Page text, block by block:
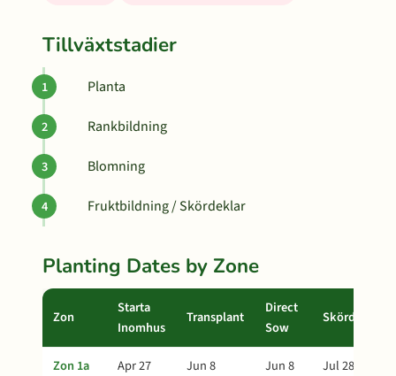
Tillväxtstadier
Planta
Rankbildning
Blomning
Fruktbildning / Skördeklar
Planting Dates by Zone
Zon
Starta
Inomhus
Transplant
Direct
Sow
Skörd
Zon 1a Apr 27 Jun 8 Jun 8
Jul 28